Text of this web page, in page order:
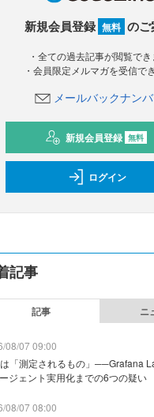
新規会員登録 無料 のご
・全ての過去記事が閲覧で
・会員限定メルマガを受信で
メールバックナン
新規会員登録 無料
ログイン
記事
記事 ニ
08/07 09:00
「測定されるもの」──Grafana
ジェント実用化までの6つの疑い
08/07 08:00